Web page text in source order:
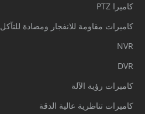
كاميرا PTZ
كاميرات مقاومة للانفجار ومضادة للتآكل
NVR
DVR
كاميرات رؤية الآلة
كاميرات تناظرية عالية الدقة